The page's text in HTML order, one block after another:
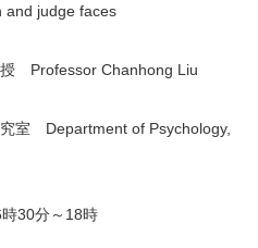
and judge faces
Professor Chanhong Liu
室 Department of Psychology,
30分～18時